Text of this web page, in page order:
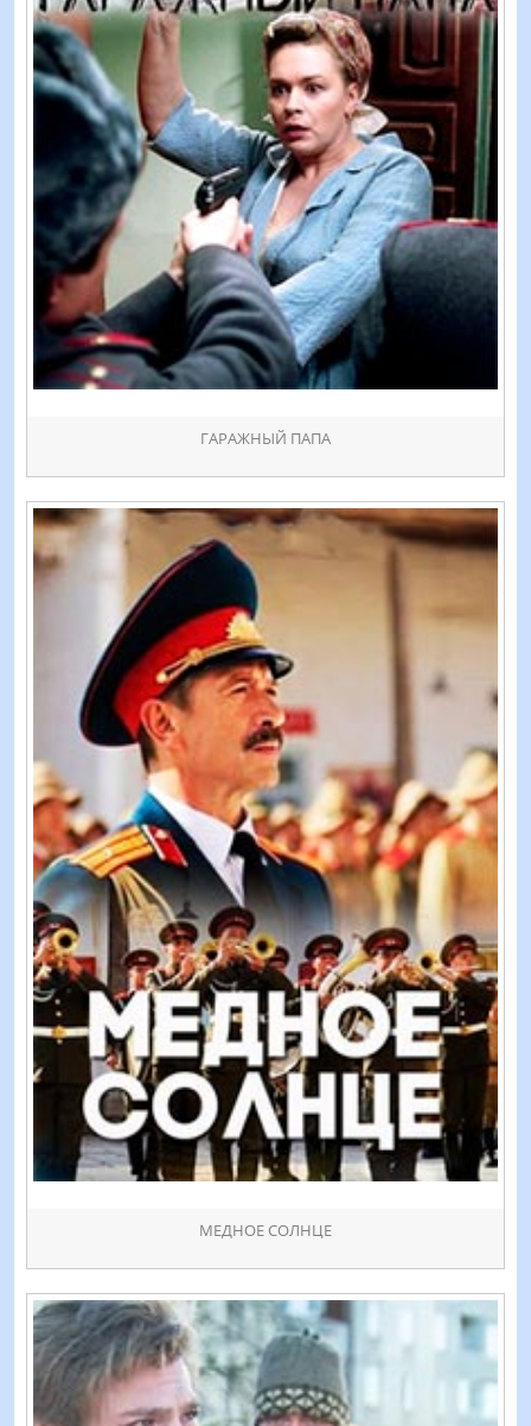
ГАРАЖНЫЙ ПАПА
МЕДНОЕ СОЛНЦЕ